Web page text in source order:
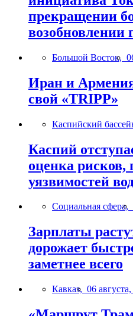
прекращении
возобновлении
Большой Восток,
Иран и
свой «TRIPP»
Каспийский
Каспий
оценка рисков,
уязвимостей
Социальная сфера,
Зарплаты
дорожает
заметнее всего
Кавказ, 06